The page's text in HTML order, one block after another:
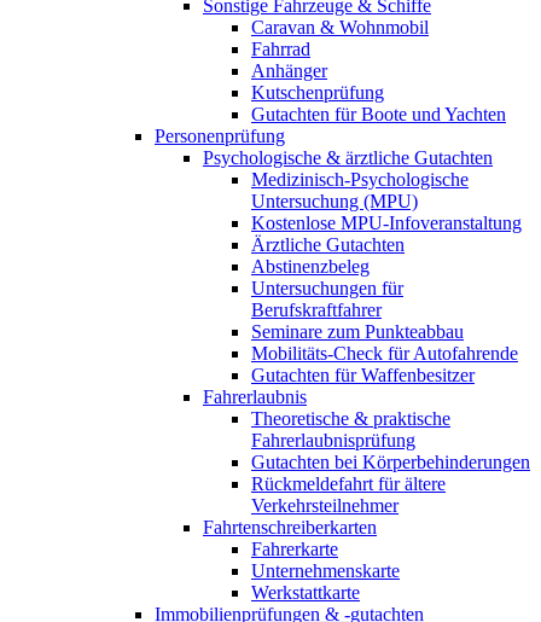
Sonstige Fahrzeuge & Schiffe
Caravan & Wohnmobil
Fahrrad
Anhänger
Kutschenprüfung
Gutachten für Boote und Yachten
Personenprüfung
Psychologische & ärztliche Gutachten
Medizinisch-Psychologische
Untersuchung (MPU)
Kostenlose MPU-Infoveranstaltung
Ärztliche Gutachten
Abstinenzbeleg
Untersuchungen für
Berufskraftfahrer
Seminare zum Punkteabbau
Mobilitäts-Check für Autofahrende
Gutachten für Waffenbesitzer
Fahrerlaubnis
Theoretische & praktische
Fahrerlaubnisprüfung
Gutachten bei Körperbehinderungen
Rückmeldefahrt für ältere
Verkehrsteilnehmer
Fahrtenschreiberkarten
Fahrerkarte
Unternehmenskarte
Werkstattkarte
Immobilienprüfungen & -gutachten